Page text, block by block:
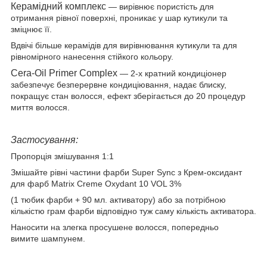
Керамідний комплекс ― вирівнює пористість для
отримання рівної поверхні, проникає у шар кутикули та
зміцнює її.
Вдвічі більше керамідів для вирівнювання кутикули та для
рівномірного нанесення стійкого кольору.
Cera-Oil Primer Complex ― 2-х кратний кондиціонер
забезпечує безперервне кондиціювання, надає блиску,
покращує стан волосся, ефект зберігається до 20 процедур
миття волосся.
Застосування:
Пропорція змішування 1:1
Змішайте рівні частини фарби Super Sync з Крем-оксидант
для фарб Matrix Creme Oxydant 10 VOL 3%
(1 тюбик фарби + 90 мл. активатору) або за потрібною
кількістю грам фарби відповідно туж саму кількість активатора.
Наносити на злегка просушене волосся, попередньо
вимите шампунем.